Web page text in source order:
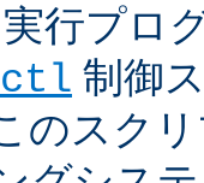
実行プロ
制御
のスク